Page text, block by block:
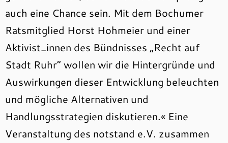
auch eine Chance sein. Mit dem Bochumer
Ratsmitglied Horst Hohmeier und einer
Aktivist_innen des Bündnisses „Recht auf
Stadt Ruhr“ wollen wir die Hintergründe und
Auswirkungen dieser Entwicklung beleuchten
und mögliche Alternativen und
Handlungsstrategien diskutieren.« Eine
Veranstaltung des notstand e.V. zusammen